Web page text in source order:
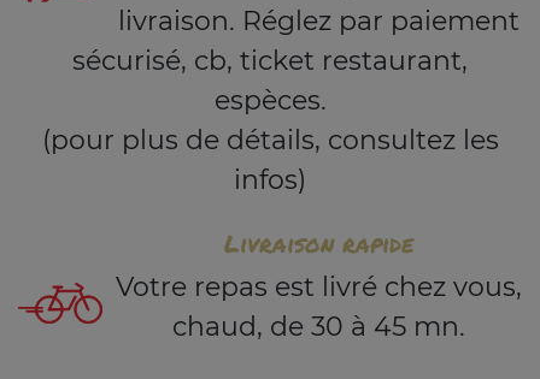
livraison. Réglez par paiement
sécurisé, cb, ticket restaurant,
espèces.
(pour plus de détails, consultez les
infos)
Livraison rapide
Votre repas est livré chez vous,
chaud, de 30 à 45 mn.